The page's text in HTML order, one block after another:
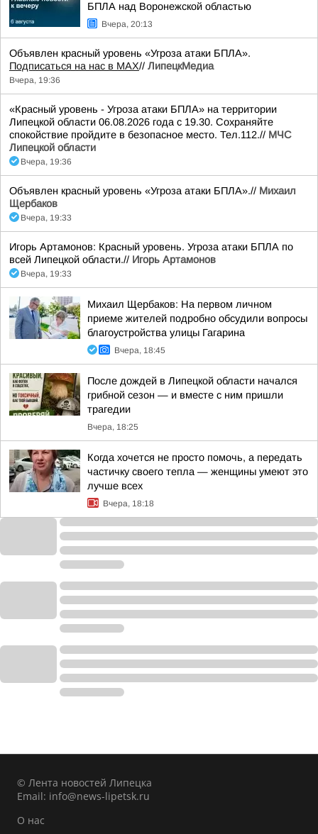
БПЛА над Воронежской областью
Вчера, 20:13
Объявлен красный уровень «Угроза атаки БПЛА».
Подписаться на нас в МАХ// ЛипецкМедиа
Вчера, 19:36
«Красный уровень - Угроза атаки БПЛА» на территории
Липецкой области 06.08.2026 года с 19.30. Сохраняйте
спокойствие пройдите в безопасное место. Тел.112.// МЧС
Липецкой области
Вчера, 19:36
Объявлен красный уровень «Угроза атаки БПЛА».// Михаил
Щербаков
Вчера, 19:33
Игорь Артамонов: Красный уровень. Угроза атаки БПЛА по
всей Липецкой области.// Игорь Артамонов
Вчера, 19:33
Михаил Щербаков: На первом личном
приеме жителей подробно обсудили вопросы
благоустройства улицы Гагарина
Вчера, 18:45
После дождей в Липецкой области начался
грибной сезон — и вместе с ним пришли
трагедии
Вчера, 18:25
Когда хочется не просто помочь, а передать
частичку своего тепла — женщины умеют это
лучше всех
Вчера, 18:18
© Лента новостей Липецка
Email: info@news-lipetsk.ru
О нас